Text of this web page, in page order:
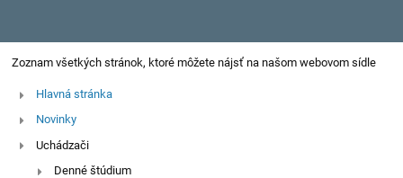
Mapa
stránok
Zoznam všetkých stránok, ktoré môžete nájsť na našom webovom sídle
Hlavná stránka
Novinky
Uchádzači
Denné štúdium